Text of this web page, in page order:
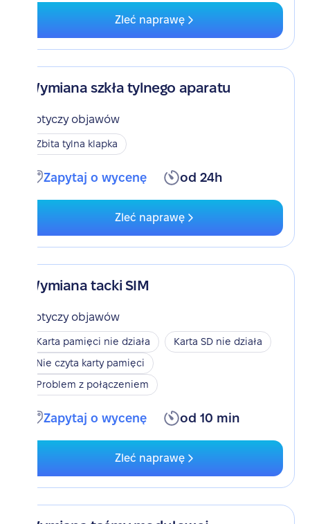
Zleć naprawę
Wymiana szkła tylnego aparatu
Dotyczy objawów
Zbita tylna klapka
Zapytaj o wycenę od 24h
Zleć naprawę
Wymiana tacki SIM
Dotyczy objawów
Karta pamięci nie działa
Karta SD nie działa
Nie czyta karty pamięci
Problem z połączeniem
Zapytaj o wycenę od 10 min
Zleć naprawę